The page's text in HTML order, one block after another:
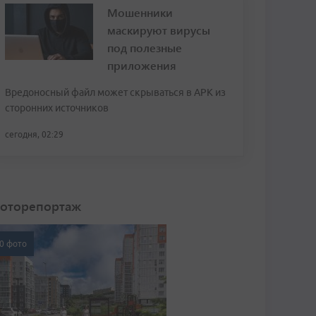
Мошенники
маскируют вирусы
под полезные
приложения
Вредоносный файл может скрываться в APK из
сторонних источников
сегодня, 02:29
фото